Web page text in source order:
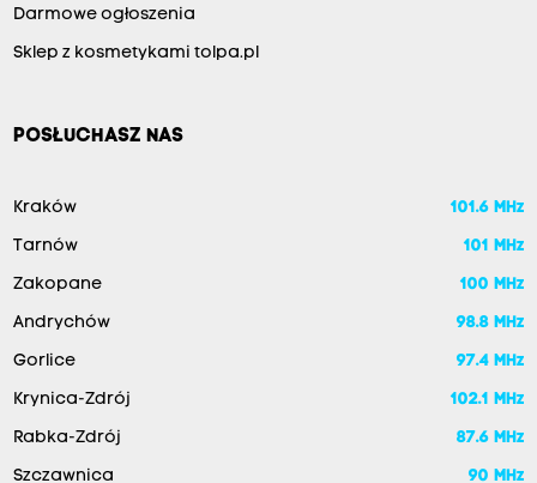
Darmowe ogłoszenia
Sklep z kosmetykami tolpa.pl
POSŁUCHASZ NAS
Kraków 101.6 MHz
Tarnów 101 MHz
Zakopane 100 MHz
Andrychów 98.8 MHz
Gorlice 97.4 MHz
Krynica-Zdrój 102.1 MHz
Rabka-Zdrój 87.6 MHz
Szczawnica 90 MHz